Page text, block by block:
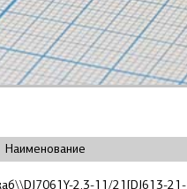
Наименование
2,3-11/21[DJ613-21-